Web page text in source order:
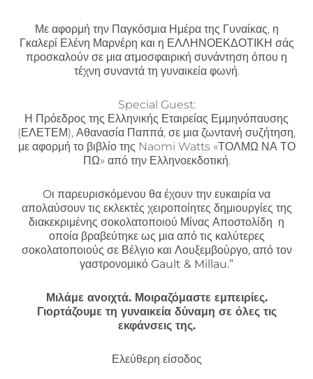
Με αφορμή την Παγκόσμια Ημέρα της Γυναίκας, η
Γκαλερί Ελένη Μαρνέρη και η ΕΛΛΗΝΟΕΚΔΟΤΙΚΗ σάς
προσκαλούν σε μια ατμοσφαιρική συνάντηση όπου η
τέχνη συναντά τη γυναικεία φωνή.
Special Guest:
Η Πρόεδρος της Ελληνικής Εταιρείας Εμμηνόπαυσης
(ΕΛΕΤΕΜ), Αθανασία Παππά, σε μια ζωντανή συζήτηση,
με αφορμή το βιβλίο της Naomi Watts «ΤΟΛΜΩ ΝΑ ΤΟ
ΠΩ» από την Ελληνοεκδοτική.
Oι παρευρισκόμενου θα έχουν την ευκαιρία να
απολαύσουν τις εκλεκτές χειροποίητες δημιουργίες της
διακεκριμένης σοκολατοποιού Μίνας Αποστολίδη η
οποία βραβεύτηκε ως μια από τις καλύτερες
σοκολατοποιούς σε Βέλγιο και Λουξεμβούργο, από τον
γαστρονομικό Gault & Millau.”
Μιλάμε ανοιχτά. Μοιραζόμαστε εμπειρίες.
Γιορτάζουμε τη γυναικεία δύναμη σε όλες τις
εκφάνσεις της.
Ελεύθερη είσοδος